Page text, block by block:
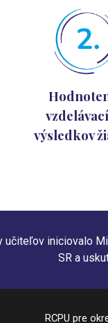
výsledkov
učiteľov iniciovalo
SR a
RCPU pre